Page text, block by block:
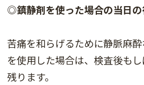
◎鎮静剤を使った場合の当日
苦痛を和らげるために静脈麻酔
を使用した場合は、検査後も
残ります。